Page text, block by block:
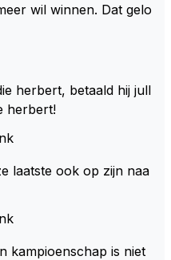
wil winnen. Dat gelo
herbert, betaald hij jull
herbert!
laatste ook op zijn naa
kampioenschap is niet